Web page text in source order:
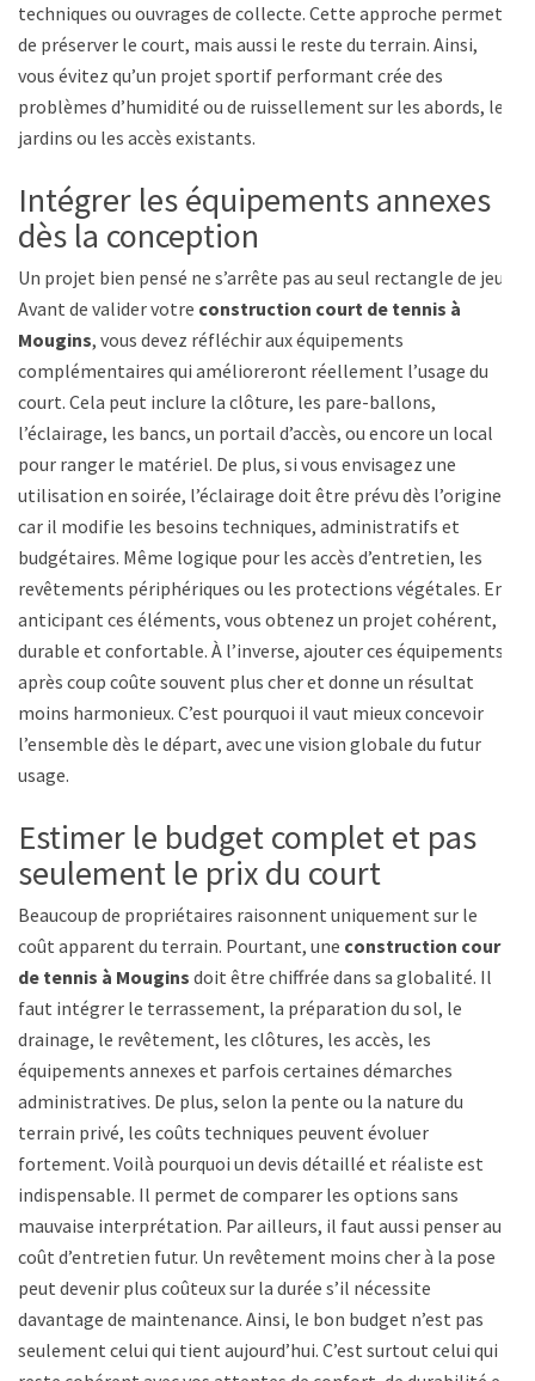
techniques ou ouvrages de collecte. Cette approche permet
de préserver le court, mais aussi le reste du terrain. Ainsi,
vous évitez qu’un projet sportif performant crée des
problèmes d’humidité ou de ruissellement sur les abords, les
jardins ou les accès existants.
Intégrer les équipements annexes
dès la conception
Un projet bien pensé ne s’arrête pas au seul rectangle de jeu.
Avant de valider votre construction court de tennis à
Mougins, vous devez réfléchir aux équipements
complémentaires qui amélioreront réellement l’usage du
court. Cela peut inclure la clôture, les pare-ballons,
l’éclairage, les bancs, un portail d’accès, ou encore un local
pour ranger le matériel. De plus, si vous envisagez une
utilisation en soirée, l’éclairage doit être prévu dès l’origine,
car il modifie les besoins techniques, administratifs et
budgétaires. Même logique pour les accès d’entretien, les
revêtements périphériques ou les protections végétales. En
anticipant ces éléments, vous obtenez un projet cohérent,
durable et confortable. À l’inverse, ajouter ces équipements
après coup coûte souvent plus cher et donne un résultat
moins harmonieux. C’est pourquoi il vaut mieux concevoir
l’ensemble dès le départ, avec une vision globale du futur
usage.
Estimer le budget complet et pas
seulement le prix du court
Beaucoup de propriétaires raisonnent uniquement sur le
coût apparent du terrain. Pourtant, une construction court
de tennis à Mougins doit être chiffrée dans sa globalité. Il
faut intégrer le terrassement, la préparation du sol, le
drainage, le revêtement, les clôtures, les accès, les
équipements annexes et parfois certaines démarches
administratives. De plus, selon la pente ou la nature du
terrain privé, les coûts techniques peuvent évoluer
fortement. Voilà pourquoi un devis détaillé et réaliste est
indispensable. Il permet de comparer les options sans
mauvaise interprétation. Par ailleurs, il faut aussi penser au
coût d’entretien futur. Un revêtement moins cher à la pose
peut devenir plus coûteux sur la durée s’il nécessite
davantage de maintenance. Ainsi, le bon budget n’est pas
seulement celui qui tient aujourd’hui. C’est surtout celui qui